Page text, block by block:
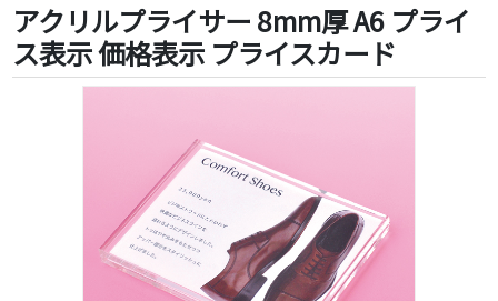
アクリルプライサー 8mm厚 A6 プライ
ス表示 価格表示 プライスカード